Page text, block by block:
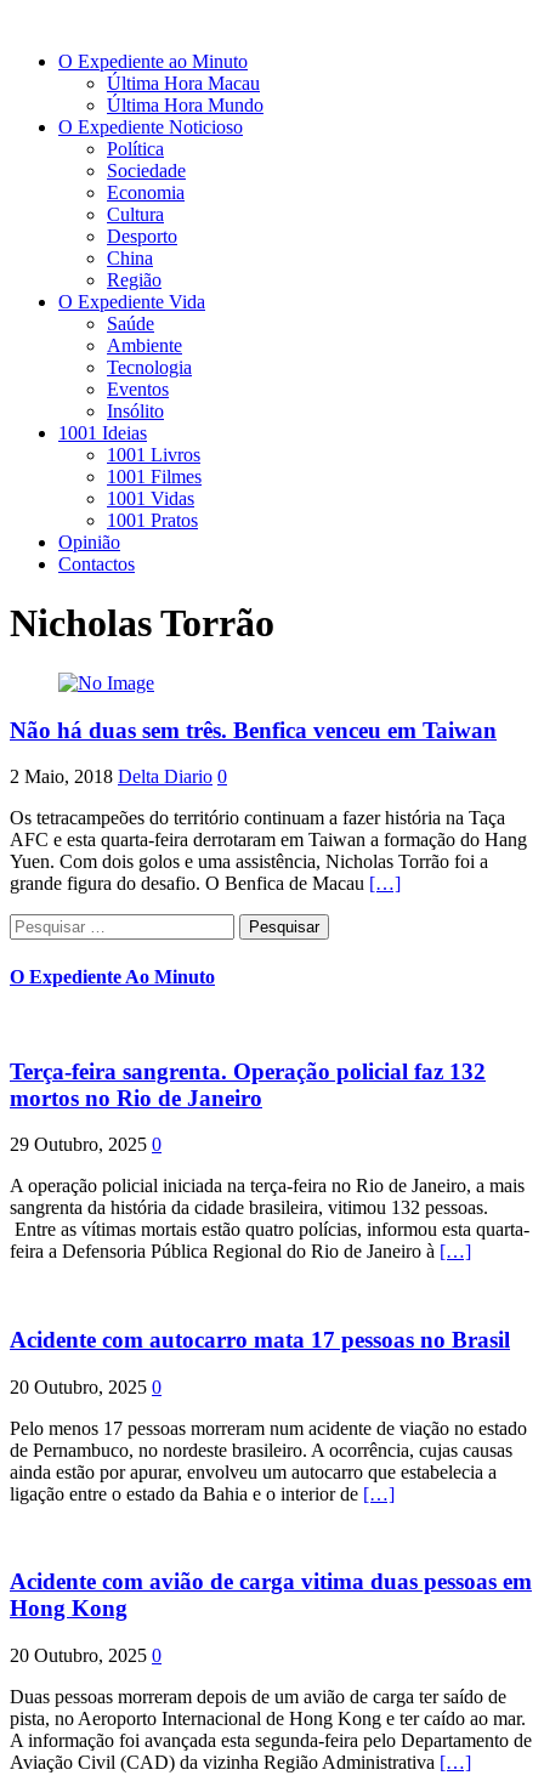
O Expediente ao Minuto
Última Hora Macau
Última Hora Mundo
O Expediente Noticioso
Política
Sociedade
Economia
Cultura
Desporto
China
Região
O Expediente Vida
Saúde
Ambiente
Tecnologia
Eventos
Insólito
1001 Ideias
1001 Livros
1001 Filmes
1001 Vidas
1001 Pratos
Opinião
Contactos
Nicholas Torrão
Não há duas sem três. Benfica venceu em Taiwan
2 Maio, 2018 Delta Diario 0
Os tetracampeões do território continuam a fazer história na Taça
AFC e esta quarta-feira derrotaram em Taiwan a formação do Hang
Yuen. Com dois golos e uma assistência, Nicholas Torrão foi a
grande figura do desafio. O Benfica de Macau […]
Pesquisar
por:
O Expediente Ao Minuto
Terça-feira sangrenta. Operação policial faz 132
mortos no Rio de Janeiro
29 Outubro, 2025 0
A operação policial iniciada na terça-feira no Rio de Janeiro, a mais
sangrenta da história da cidade brasileira, vitimou 132 pessoas.
Entre as vítimas mortais estão quatro polícias, informou esta quarta-
feira a Defensoria Pública Regional do Rio de Janeiro à […]
Acidente com autocarro mata 17 pessoas no Brasil
20 Outubro, 2025 0
Pelo menos 17 pessoas morreram num acidente de viação no estado
de Pernambuco, no nordeste brasileiro. A ocorrência, cujas causas
ainda estão por apurar, envolveu um autocarro que estabelecia a
ligação entre o estado da Bahia e o interior de […]
Acidente com avião de carga vitima duas pessoas em
Hong Kong
20 Outubro, 2025 0
Duas pessoas morreram depois de um avião de carga ter saído de
pista, no Aeroporto Internacional de Hong Kong e ter caído ao mar.
A informação foi avançada esta segunda-feira pelo Departamento de
Aviação Civil (CAD) da vizinha Região Administrativa […]